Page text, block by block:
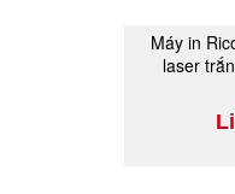
Máy in
laser